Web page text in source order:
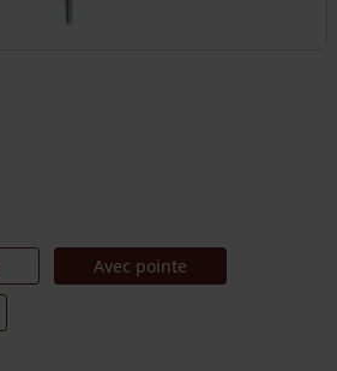
Avec pointe